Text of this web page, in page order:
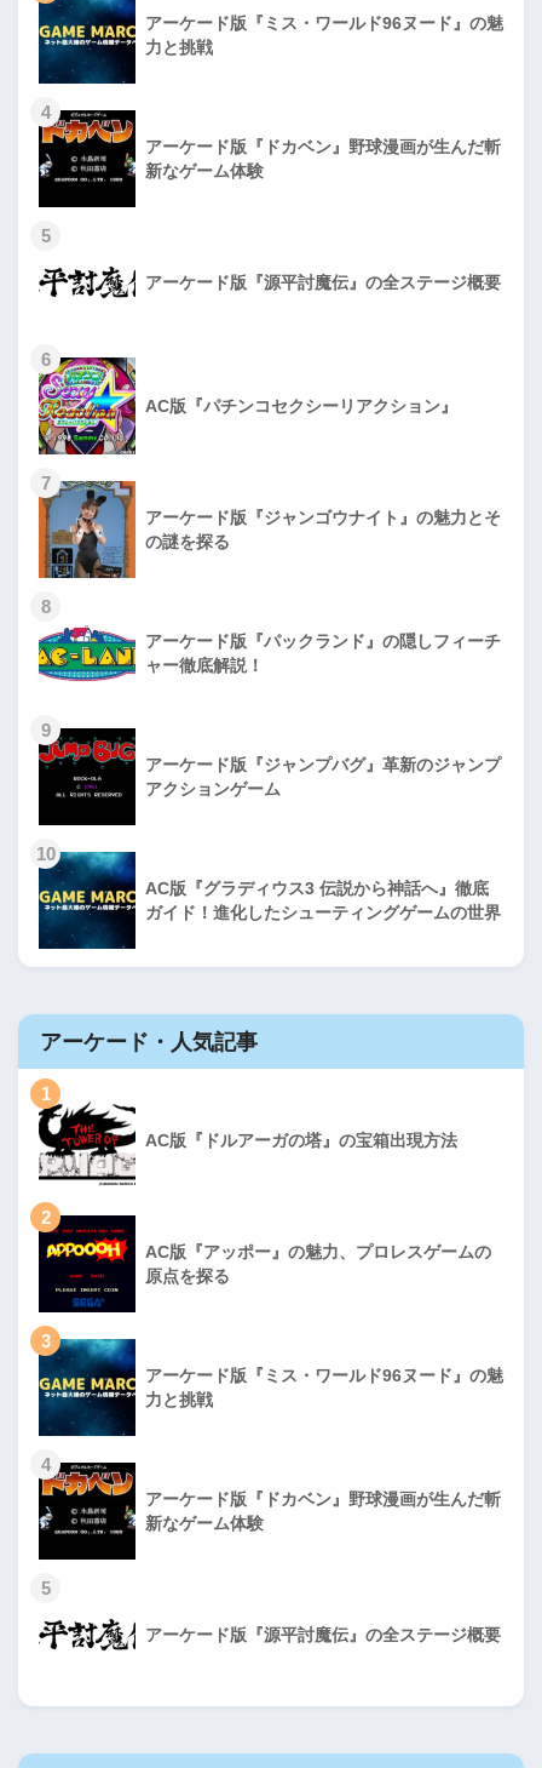
アーケード版『ミス・ワールド96ヌード』の魅
力と挑戦
4
アーケード版『ドカベン』野球漫画が生んだ斬
新なゲーム体験
5
アーケード版『源平討魔伝』の全ステージ概要
6
AC版『パチンコセクシーリアクション』
7
アーケード版『ジャンゴウナイト』の魅力とそ
の謎を探る
8
アーケード版『パックランド』の隠しフィーチ
ャー徹底解説！
9
アーケード版『ジャンプバグ』革新のジャンプ
アクションゲーム
10
AC版『グラディウス3 伝説から神話へ』徹底
ガイド！進化したシューティングゲームの世界
アーケード・人気記事
1
AC版『ドルアーガの塔』の宝箱出現方法
2
AC版『アッポー』の魅力、プロレスゲームの
原点を探る
3
アーケード版『ミス・ワールド96ヌード』の魅
力と挑戦
4
アーケード版『ドカベン』野球漫画が生んだ斬
新なゲーム体験
5
アーケード版『源平討魔伝』の全ステージ概要